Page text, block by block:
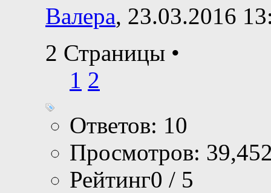
Валера, 23.03.2016
2 Страницы •
1 2
Ответов: 10
Просмотров:
Рейтинг0 / 5